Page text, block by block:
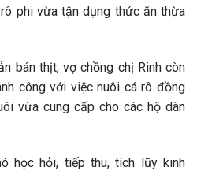
phi vừa tận dụng thức ăn thừa
bán thịt, vợ chồng chị Rinh còn
công với việc nuôi cá rô đồng
vừa cung cấp cho các hộ dân
học hỏi, tiếp thu, tích lũy kinh